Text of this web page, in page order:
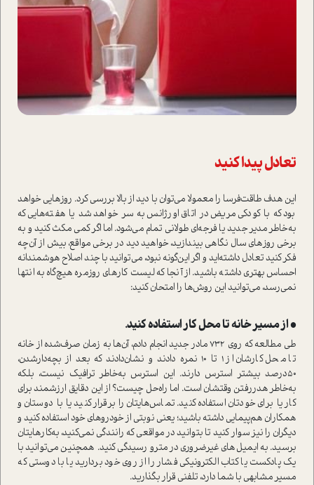
تعادل پیدا کنید
این هدف طاقت‌فرسا را معمولا می‌توان با دید از بالا بررسی کرد. روزهایی خواهد
بود که با کودکی مریض در اتاق اورژانس به سر خواهد شد یا هفته‌هایی که
به‌خاطر مدیر جدید یا فرجه‌ای طولانی تمام می‌شود. اما اگر کمی مکث کنید و به
برخی روزهای سال نگاهی بیندازید، خواهید دید در برخی مواقع، بیش از آن‌چه
فکر کنید تعادل داشته‌اید و اگر این‌گونه نبود، می‌توانید با چند اصلاح هوشمندانه
احساس بهتری داشته باشید. از آنجا که لیست کارهای روزمره هیچ‌گاه به انتها
نمی‌رسد، می‌توانید این روش‌ها را امتحان کنید:
• از مسیر خانه تا محل کار ا‌ستفاده کنید.
طی مطالعه که روی 732 مادر جدید انجام دادم، آن‌ها به زمان صرف‌شده از خانه
تا محل کارشان از 1 تا 10 نمره دادند و نشان‌دادند که بعد از بچه‌دار‌شدن،
50‌درصد بیشتر ا‌سترس دارند. این ا‌سترس به‌خاطر ترافیک نیست، بلکه
به‌خاطر هدر‌رفتن وقتشان ا‌ست. اما راه‌حل چیست؟ از این دقایق ارزشمند برای
کار یا برای خودتان ا‌ستفاده کنید. تماس‌هایتان را برقرار کنید یا با دوستان و
همکاران هم‌پیمایی داشته باشید؛ یعنی نوبتی از خودروهای خود ا‌ستفاده کنید و
دیگران را نیز سوار کنید تا بتوانید در مواقعی که رانندگی نمی‌کنید، به‌کارهایتان
برسید. به ایمیل‌های غیرضروری در مترو رسیدگی کنید. همچنین می‌توانید با
یک پادکست یا کتاب الکترونیکی فشار را از روی خود بردارید یا با دوستی که
مسیر مشابهی با شما دارد، تلفنی قرار بگذارید.